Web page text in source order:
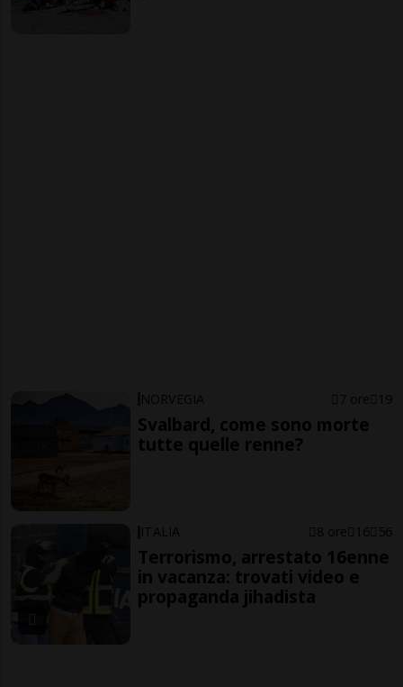
NORVEGIA 7 ore 19
Svalbard, come sono morte
tutte quelle renne?
ITALIA 8 ore 16 56
Terrorismo, arrestato 16enne
in vacanza: trovati video e
propaganda jihadista